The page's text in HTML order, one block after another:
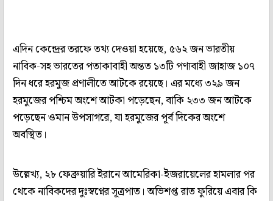
এদিন কেন্দ্রের তরফে তথ্য দেওয়া হয়েছে, ৫৬২ জন ভারতীয়
নাবিক-সহ ভারতের পতাকাবাহী অন্তত ১৩টি পণ্যবাহী জাহাজ ১০৭
দিন ধরে হরমুজ প্রণালীতে আটকে রয়েছে। এর মধ্যে ৩২৯ জন
হরমুজের পশ্চিম অংশে আটকা পড়েছেন, বাকি ২৩৩ জন আটকে
পড়েছেন ওমান উপসাগরে, যা হরমুজের পূর্ব দিকের অংশে
অবস্থিত।
উল্লেখ্য, ২৮ ফেব্রুয়ারি ইরানে আমেরিকা-ইজরায়েলের হামলার পর
থেকে নাবিকদের দুঃস্বপ্নের সূত্রপাত। অভিশপ্ত রাত ফুরিয়ে এবার কি